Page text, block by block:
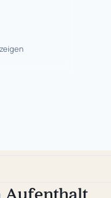
Aufenthalt